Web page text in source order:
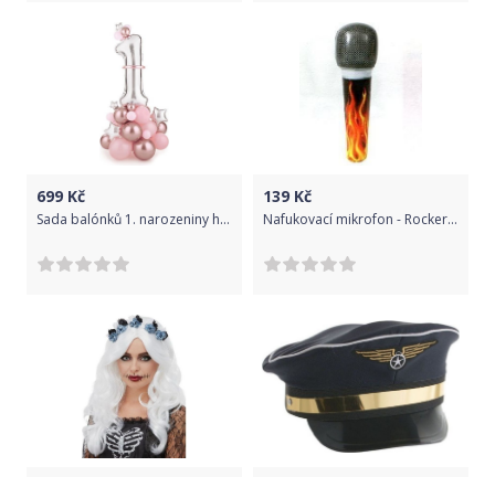
699 Kč
Sada balónků 1. narozeniny holka - růžová - 90 x 140 cm - 45 ks
139 Kč
Nafukovací mikrofon - Rocker - 20 cm